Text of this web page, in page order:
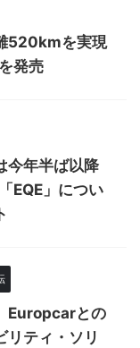
520kmを実現
発売
今年半ば以降
EQE」につい
Europcarとの
リティ・ソリ